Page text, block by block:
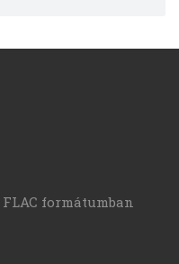
formátumban